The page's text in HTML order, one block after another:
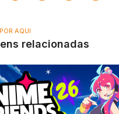
AQUI
relacionadas